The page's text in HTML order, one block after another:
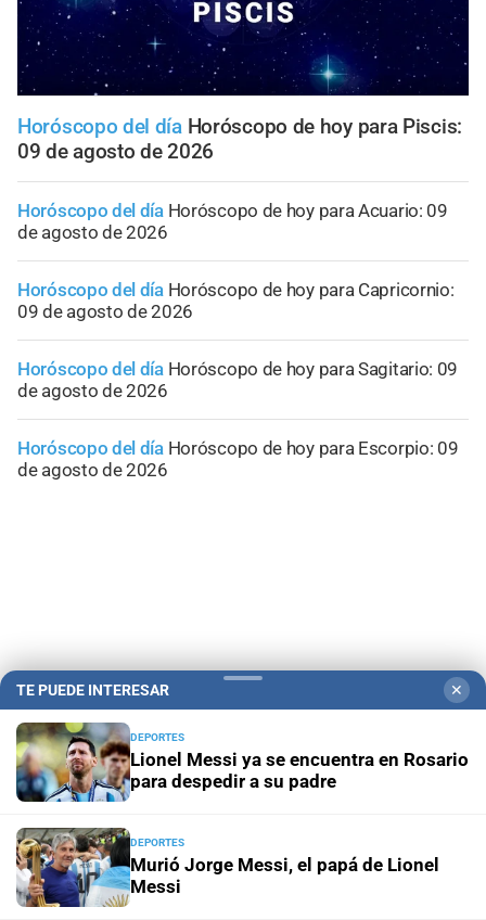
Horóscopo del día Horóscopo de hoy para Piscis:
09 de agosto de 2026
Horóscopo del día Horóscopo de hoy para Acuario: 09
de agosto de 2026
Horóscopo del día Horóscopo de hoy para Capricornio:
09 de agosto de 2026
Horóscopo del día Horóscopo de hoy para Sagitario: 09
de agosto de 2026
Horóscopo del día Horóscopo de hoy para Escorpio: 09
de agosto de 2026
Campolitoral Revista Nosotros Clasificados
Notife
Educacion SF
TE PUEDE INTERESAR ✕
DEPORTES
Lionel Messi ya se encuentra en Rosario
para despedir a su padre
DEPORTES
Murió Jorge Messi, el papá de Lionel
Messi